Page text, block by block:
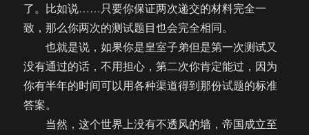
了。比如说……只要你保证两次递交的材料完全一
致，那么你两次的测试题目也会完全相同。
也就是说，如果你是皇室子弟但是第一次测试又
没有通过的话，不用担心，第二次你肯定能过，因为
你有半年的时间可以用各种渠道得到那份试题的标准
答案。
当然，这个世界上没有不透风的墙，帝国成立至